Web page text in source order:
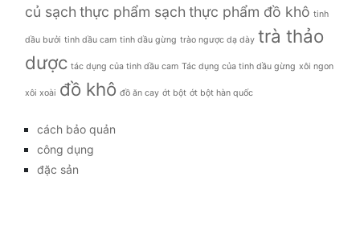
củ sạch thực phẩm sạch thực phẩm đồ khô tinh
dầu bưởi tinh dầu cam tinh dầu gừng trào ngược dạ dày trà thảo
dược tác dụng của tinh dầu cam Tác dụng của tinh dầu gừng xôi ngon
xôi xoài đồ khô đồ ăn cay ớt bột ớt bột hàn quốc
cách bảo quản
công dụng
đặc sản